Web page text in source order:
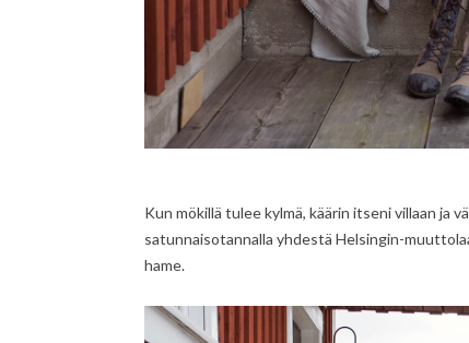
Kun mökillä tulee kylmä, käärin itseni villaan ja
satunnaisotannalla yhdestä Helsingin-
hame.